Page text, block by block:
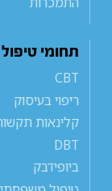
תחומי טיפול
CBT
ריפוי בעיסוק
קלינאות
DBT
ביופידבק